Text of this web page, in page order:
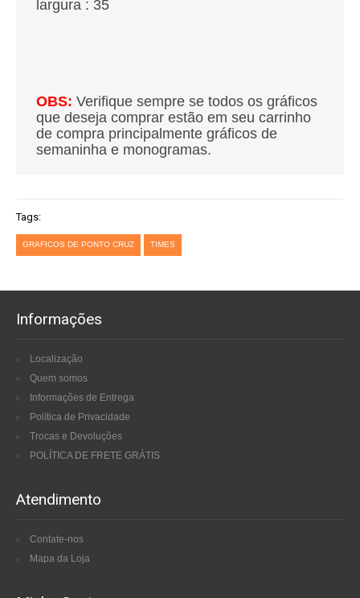
largura : 35
OBS: Verifique sempre se todos os gráficos
que deseja comprar estão em seu carrinho
de compra principalmente gráficos de
semaninha e monogramas.
Tags:
GRAFICOS DE PONTO CRUZ TIMES
Informações
Localização
Quem somos
Informações de Entrega
Política de Privacidade
Trocas e Devoluções
POLÍTICA DE FRETE GRÁTIS
Atendimento
Contate-nos
Mapa da Loja